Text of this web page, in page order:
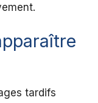
tardifs